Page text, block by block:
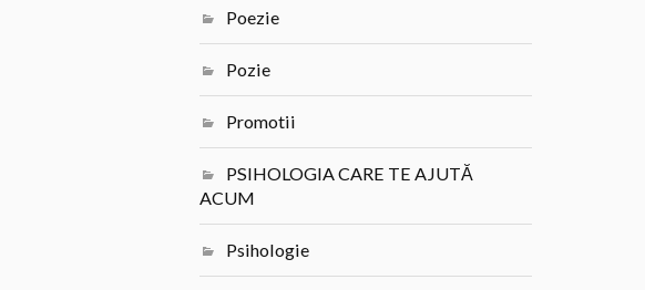
Poezie
Pozie
Promotii
PSIHOLOGIA CARE TE AJUTĂ
ACUM
Psihologie